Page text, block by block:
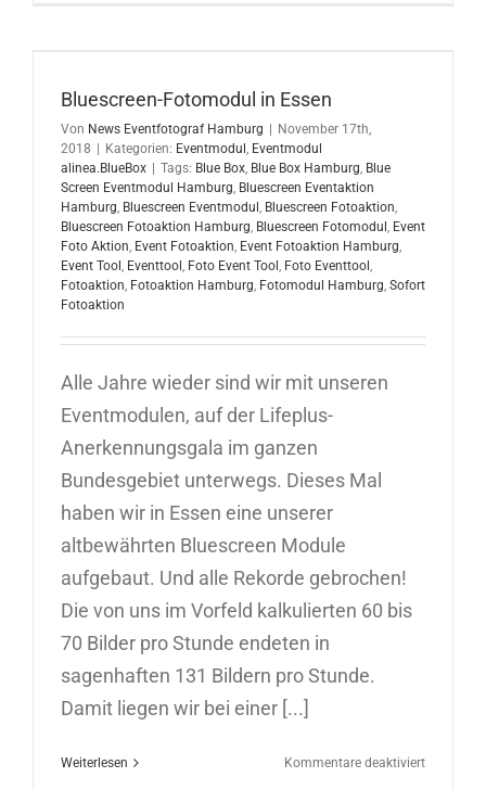
Bluescreen-Fotomodul in Essen
Von News Eventfotograf Hamburg
November 17th,
2018
Kategorien: Eventmodul , Eventmodul
alinea.BlueBox
Tags: Blue Box, Blue Box Hamburg, Blue
Screen Eventmodul Hamburg, Bluescreen Eventaktion
Hamburg, Bluescreen Eventmodul , Bluescreen Fotoaktion,
Bluescreen Fotoaktion Hamburg, Bluescreen Fotomodul , Event
Foto Aktion, Event Fotoaktion, Event Fotoaktion Hamburg,
Event Tool , Eventtool , Foto Event Tool , Foto Eventtool ,
Fotoaktion, Fotoaktion Hamburg, Fotomodul Hamburg, Sofort
Fotoaktion
Alle Jahre wieder sind wir mit unseren
Eventmodulen, auf der Lifeplus-
Anerkennungsgala im ganzen
Bundesgebiet unterwegs. Dieses Mal
haben wir in Essen eine unserer
altbewährten Bluescreen Module
aufgebaut. Und alle Rekorde gebrochen!
Die von uns im Vorfeld kalkulierten 60 bis
70 Bilder pro Stunde endeten in
sagenhaften 131 Bildern pro Stunde.
Damit liegen wir bei einer [...]
Weiterlesen Kommentare deaktiviertfür